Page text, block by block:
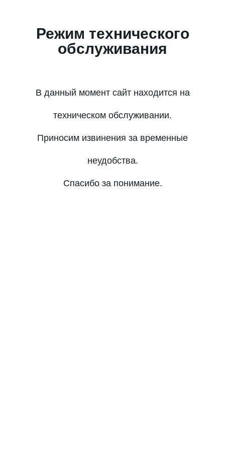
Режим технического
обслуживания
В данный момент сайт находится на
техническом обслуживании.
Приносим извинения за временные
неудобства.
Спасибо за понимание.